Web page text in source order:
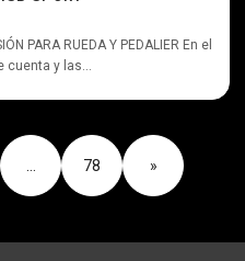
PARA RUEDA Y PEDALIER En el
cuenta y las...
78 »